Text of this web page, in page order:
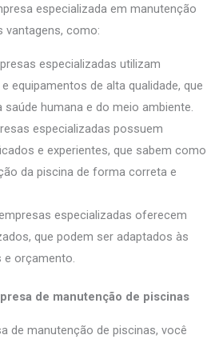
especializada em manutenção
vantagens, como:
especializadas utilizam
equipamentos de alta qualidade, que
humana e do meio ambiente.
especializadas possuem
e experientes, que sabem como
da piscina de forma correta e
especializadas oferecem
que podem ser adaptados às
orçamento.
de manutenção de piscinas
de manutenção de piscinas, você